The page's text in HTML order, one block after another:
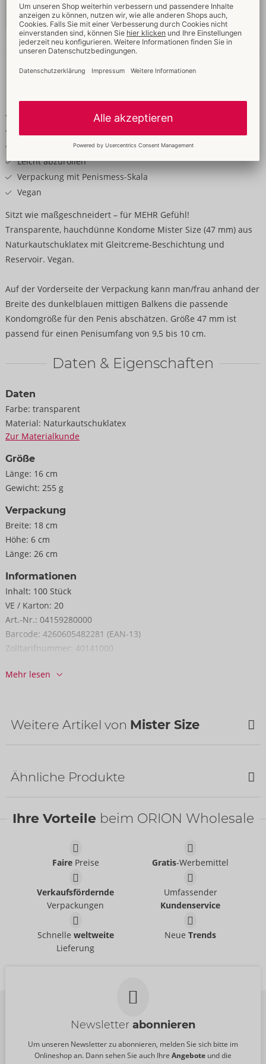
04159280000-4260605482281 (EAN-13)
Details
Kondom in individueller Passform
Hauchdünn für ein echt pures Gefühl
Leicht abzurollen
Verpackung mit Penismess-Skala
Vegan
Sitzt wie maßgeschneidert – für MEHR Gefühl!
Transparente, hauchdünne Kondome Mister Size (47 mm) aus
Naturkautschuklatex mit Gleitcreme-Beschichtung und
Reservoir. Vegan.
Auf der Vorderseite der Verpackung kann man/frau anhand der
Breite des dunkelblauen mittigen Balkens die passende
Kondomgröße für den Penis abschätzen. Größe 47 mm ist
passend für einen Penisumfang von 9,5 bis 10 cm.
Daten & Eigenschaften
Daten
Farbe: transparent
Material: Naturkautschuklatex
Zur Materialkunde
Größe
Länge: 16 cm
Gewicht: 255 g
Verpackung
Breite: 18 cm
Höhe: 6 cm
Länge: 26 cm
Informationen
Inhalt: 100 Stück
VE / Karton: 20
Art.-Nr.: 04159280000
Barcode: 4260605482281 (EAN-13)
Zolltarifnummer: 40141000
Mehr lesen
Weitere Artikel von Mister Size
Mister Size
06315150000
50 ml
49 mm
Mister Size
04159360000
49,95 €
Ähnliche Produkte
49 mm
Ohne Verkaufsverpackung
64 mm
Ihre Vorteile beim ORION Wholesale
FairePreise Gratis-Werbemittel
Verkaufsfördernde
Verpackungen
Umfassender
Kundenservice
Schnelle weltweite
Lieferung
NeueTrends
Newsletter abonnieren
Um unseren Newsletter zu abonnieren, melden Sie sich bitte im
Onlineshop an. Dann sehen Sie auch Ihre Angebote und die